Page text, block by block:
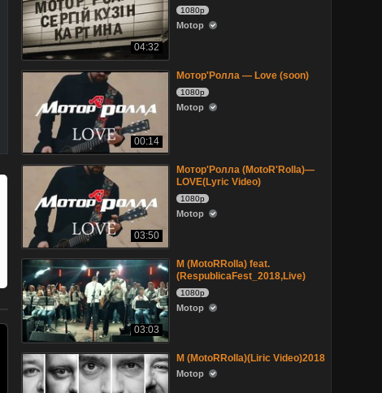
04:32
1080p
Motop
00:14
Mотор'Ролла — Love (soon)
1080p
Motop
03:50
Mотор'Ролла (MotoR'Rolla)—
LOVE(Lyric Video)
1080p
Motop
03:03
M (MotoRRolla) feat.
(RespublicaFest_2018,Live)
1080p
Motop
M (MotoRRolla)(Liric Video)2018
Motop